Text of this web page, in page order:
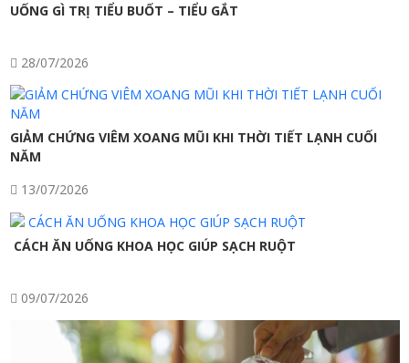
UỐNG GÌ TRỊ TIỂU BUỐT – TIỂU GẮT
28/07/2026
GIẢM CHỨNG VIÊM XOANG MŨI KHI THỜI TIẾT LẠNH CUỐI
NĂM
13/07/2026
CÁCH ĂN UỐNG KHOA HỌC GIÚP SẠCH RUỘT
09/07/2026